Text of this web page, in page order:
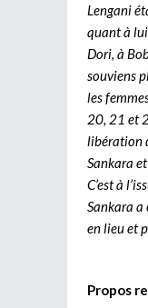
Lengani
quant à
Dori, à
souviens
les
20, 21 et
libération
Sankara
C’est à
Sankara a
en lieu et
Propos